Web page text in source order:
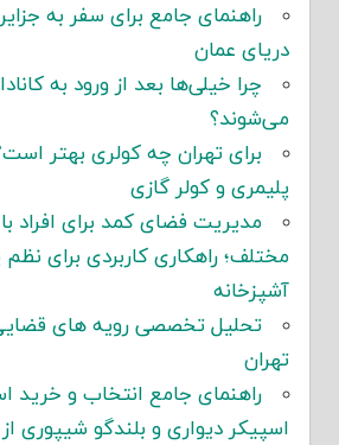
راهنمای جامع برای سفر به
دریای عمان
چرا خیلی‌ها بعد از ورود به
می‌شوند؟
برای تهران چه کولری بهتر
پلیمری و کولر گازی
مدیریت فضای کمد برای افراد
مختلف؛ راهکاری کاربردی برای نظم
آشپزخانه
تحلیل تخصصی رویه های
تهران
راهنمای جامع انتخاب و خرید
اسپیکر دیواری و بلندگو شیپوری